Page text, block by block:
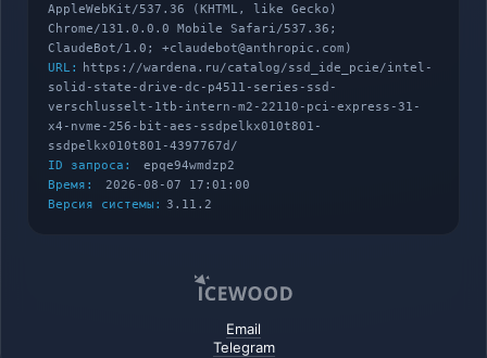
AppleWebKit/537.36 (KHTML, like Gecko)
Chrome/131.0.0.0 Mobile Safari/537.36;
ClaudeBot/1.0; +claudebot@anthropic.com)
URL:
https://wardena.ru/catalog/ssd_ide_pcie/intel-
solid-state-drive-dc-p4511-series-ssd-
verschlusselt-1tb-intern-m2-22110-pci-express-31-
x4-nvme-256-bit-aes-ssdpelkx010t801-
ssdpelkx010t801-4397767d/
ID запроса:
epqe94wmdzp2
Время:
2026-08-07 17:01:00
Версия системы: 3.11.2
Email
Telegram